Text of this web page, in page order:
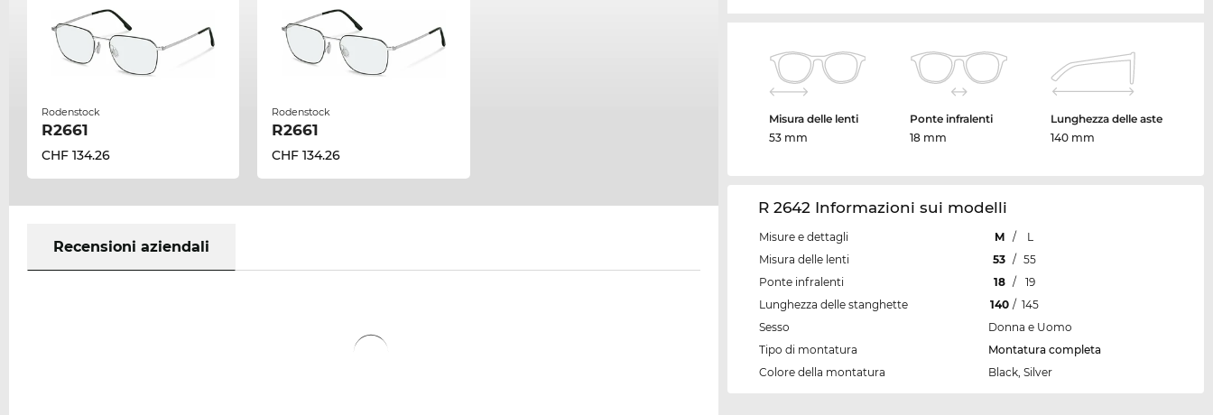
Rodenstock
R2661
CHF 134.26
Rodenstock
R2661
CHF 134.26
Recensioni aziendali
Misura delle lenti
53 mm
Ponte infralenti
18 mm
Lunghezza delle aste
140 mm
R 2642 Informazioni sui modelli
Misure e dettagli M /
L
Misura delle lenti
53 / 55
Ponte infralenti
18 /
19
Lunghezza delle stanghette
140 / 145
Sesso
Donna e Uomo
Tipo di montatura
Montatura completa
Colore della montatura
Black, Silver